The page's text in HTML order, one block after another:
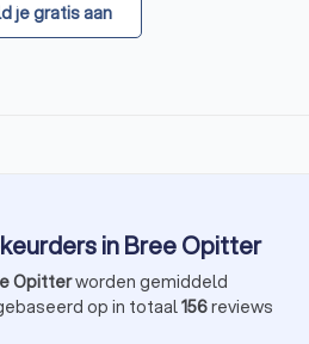
je gratis aan
in Bree Opitter
Opitterworden gemiddeld
op in totaal156reviews